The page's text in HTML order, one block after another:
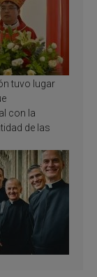
tuvo lugar
con la
de las